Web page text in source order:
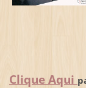
Clique Aqui